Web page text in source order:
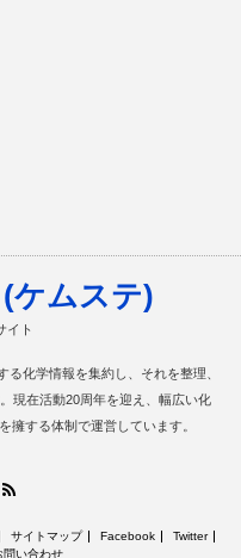
ケムステ)
イト
化学情報を集約し、それを整理、
現在活動20周年を迎え、幅広い化
擁する体制で運営しています。
サイトマップ Facebook
Twitter
問い合わせ